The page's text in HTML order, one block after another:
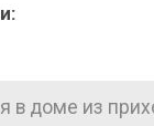
в доме из